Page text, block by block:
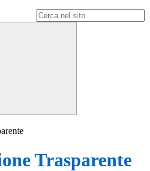
Trasparente